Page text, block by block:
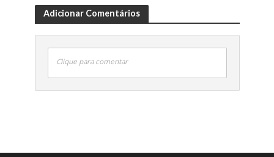
Adicionar Comentários
Clique para comentar